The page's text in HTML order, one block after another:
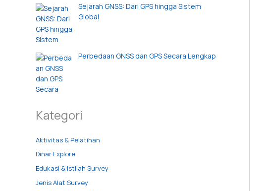
Sejarah GNSS: Dari GPS hingga Sistem
Global
Perbedaan GNSS dan GPS Secara Lengkap
Kategori
Aktivitas & Pelatihan
Dinar Explore
Edukasi & Istilah Survey
Jenis Alat Survey